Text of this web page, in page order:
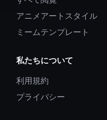
アニメアートスタイル
ミームテンプレート
私たちについて
利用規約
プライバシー